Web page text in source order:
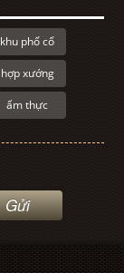
khu phố cổ
hợp xướng
ẩm thực